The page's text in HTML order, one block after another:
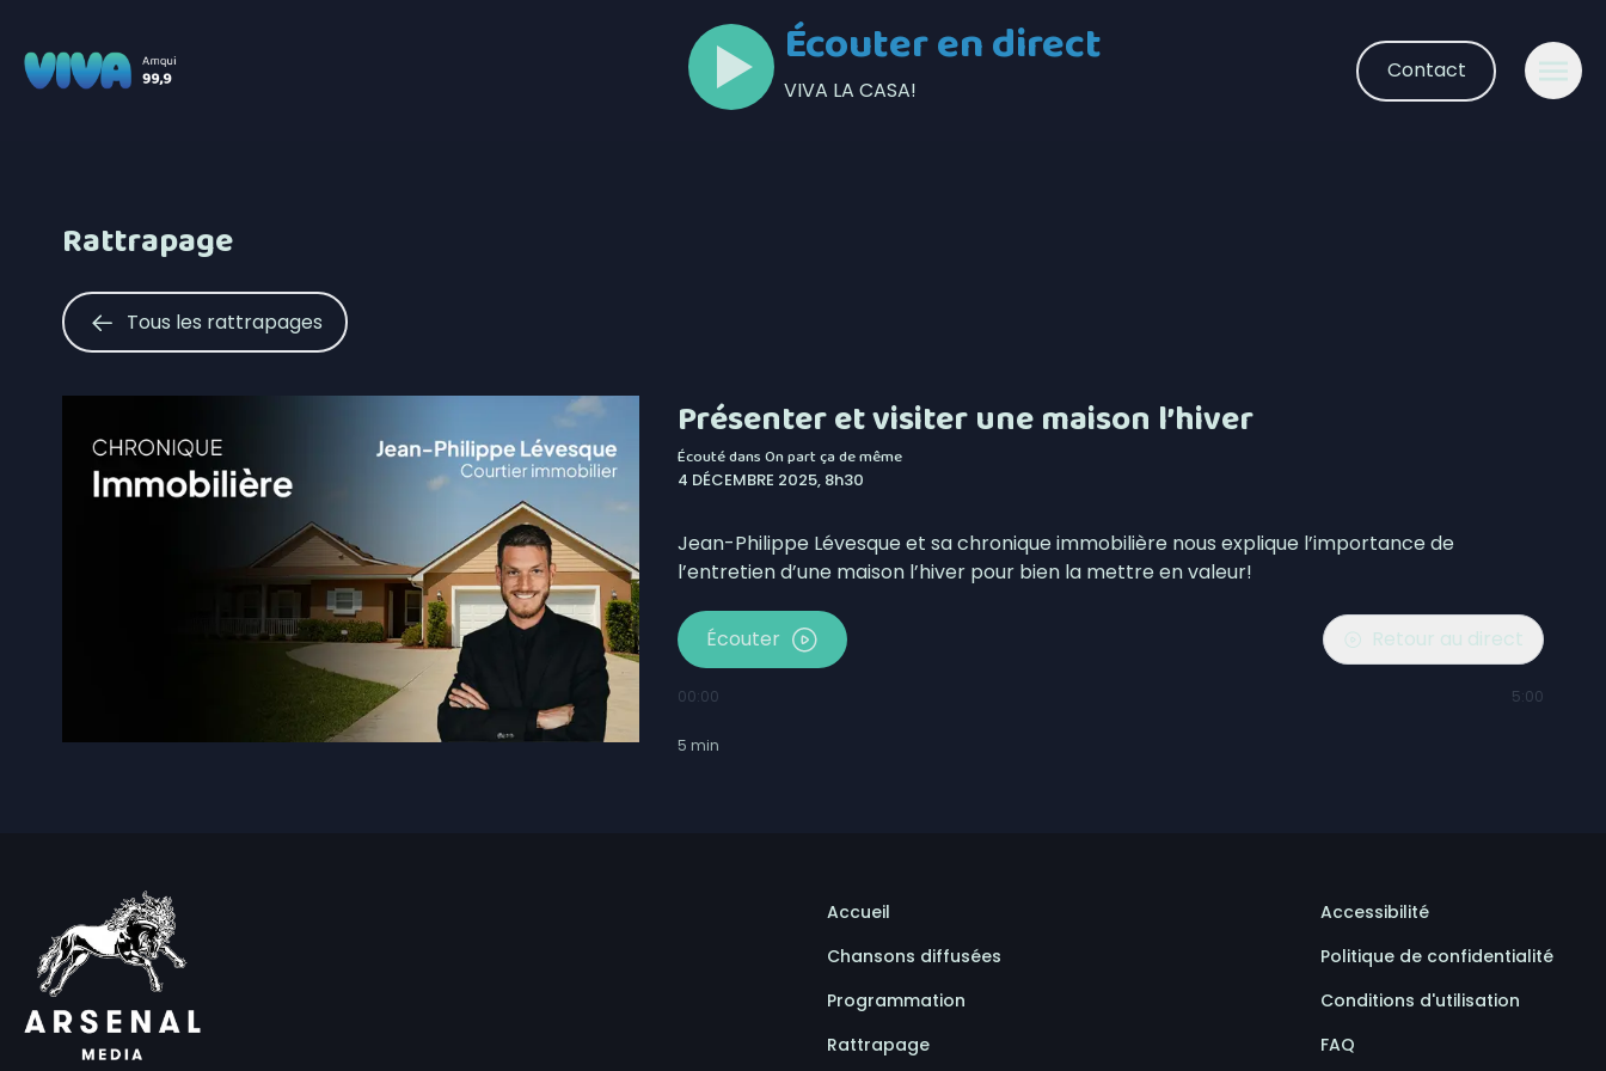
Écouter en direct
VIVA LA CASA!
Contact
Rattrapage
Tous les rattrapages
Présenter et visiter une maison l’hiver
Écouté dansOn part ça de même
4 DÉCEMBRE 2025, 8h30
Jean-Philippe Lévesque et sa chronique immobilière nous explique l’importance de
l’entretien d’une maison l’hiver pour bien la mettre en valeur!
Écouter Retour au direct
00:00 5:00
5 min
Accueil
Chansons diffusées
Programmation
Rattrapage
Accessibilité
Politique de confidentialité
Conditions d'utilisation
FAQ